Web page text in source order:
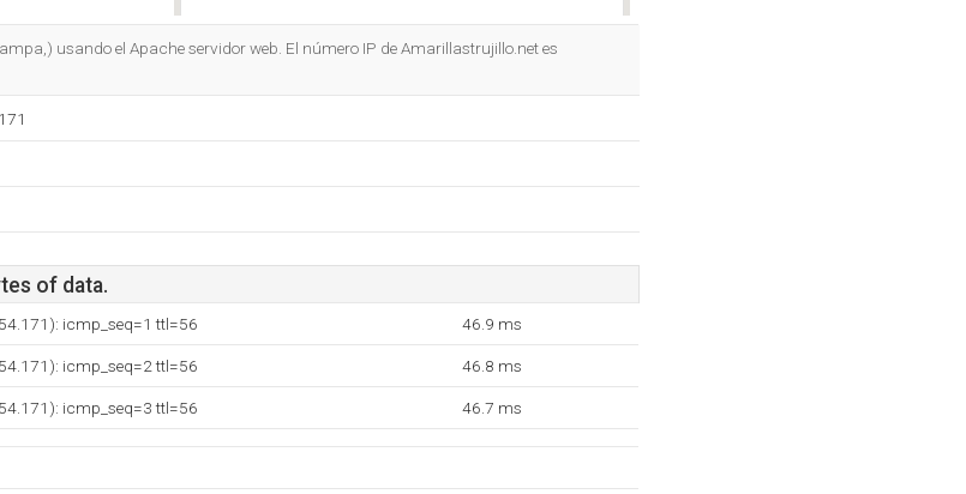
usando el Apache servidor web. El número IP de Amarillastrujillo.net es
of data.
icmp_seq=1 ttl=56 46.9 ms
icmp_seq=2 ttl=56 46.8 ms
icmp_seq=3 ttl=56 46.7 ms